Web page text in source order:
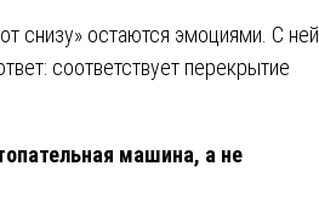
снизу» остаются эмоциями. С ней
соответствует перекрытие
машина, а не